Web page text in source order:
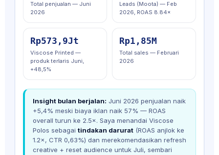
Total penjualan — Juni
2026
Leads (Moota) — Feb
2026, ROAS 8.84×
Rp573,9Jt
Viscose Printed —
produk terlaris Juni,
+48,5%
Rp1,85M
Total sales — Februari
2026
Insight bulan berjalan: Juni 2026 penjualan naik
+5,4% meski biaya iklan naik 57% — ROAS
overall turun ke 2.5×. Saya menandai Viscose
Polos sebagai tindakan darurat (ROAS anjlok ke
1.2×, CTR 0,63%) dan merekomendasikan refresh
creative + reset audience untuk Juli, sembari